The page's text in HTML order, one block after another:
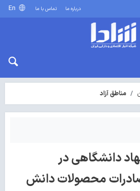
درباره ما تماس با ما
مناطق آزاد
دانشگاهی در
محصولات دانش